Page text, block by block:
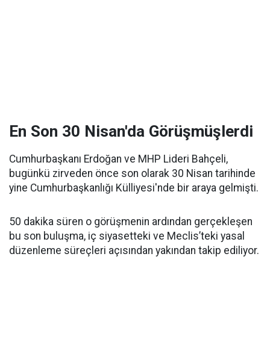
En Son 30 Nisan'da Görüşmüşlerdi
Cumhurbaşkanı Erdoğan ve MHP Lideri Bahçeli,
bugünkü zirveden önce son olarak 30 Nisan tarihinde
yine Cumhurbaşkanlığı Külliyesi'nde bir araya gelmişti.
50 dakika süren o görüşmenin ardından gerçekleşen
bu son buluşma, iç siyasetteki ve Meclis’teki yasal
düzenleme süreçleri açısından yakından takip ediliyor.